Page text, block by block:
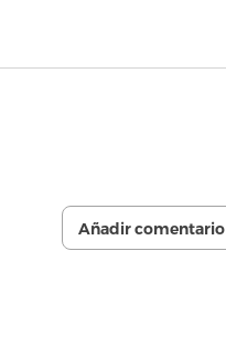
Añadir comentario